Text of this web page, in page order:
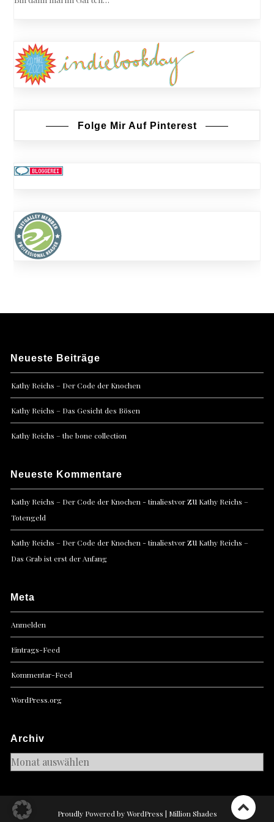
Folge Mir Auf Pinterest
Neueste Beiträge
Kathy Reichs – Der Code der Knochen
Kathy Reichs – Das Gesicht des Bösen
Kathy Reichs – the bone collection
Neueste Kommentare
Kathy Reichs – Der Code der Knochen - tinaliestvorzu Kathy Reichs –
Totengeld
Kathy Reichs – Der Code der Knochen - tinaliestvorzu Kathy Reichs –
Das Grab ist erst der Anfang
Meta
Anmelden
Eintrags-Feed
Kommentar-Feed
WordPress.org
Archiv
Archiv
Proudly Powered by WordPress | Million Shades